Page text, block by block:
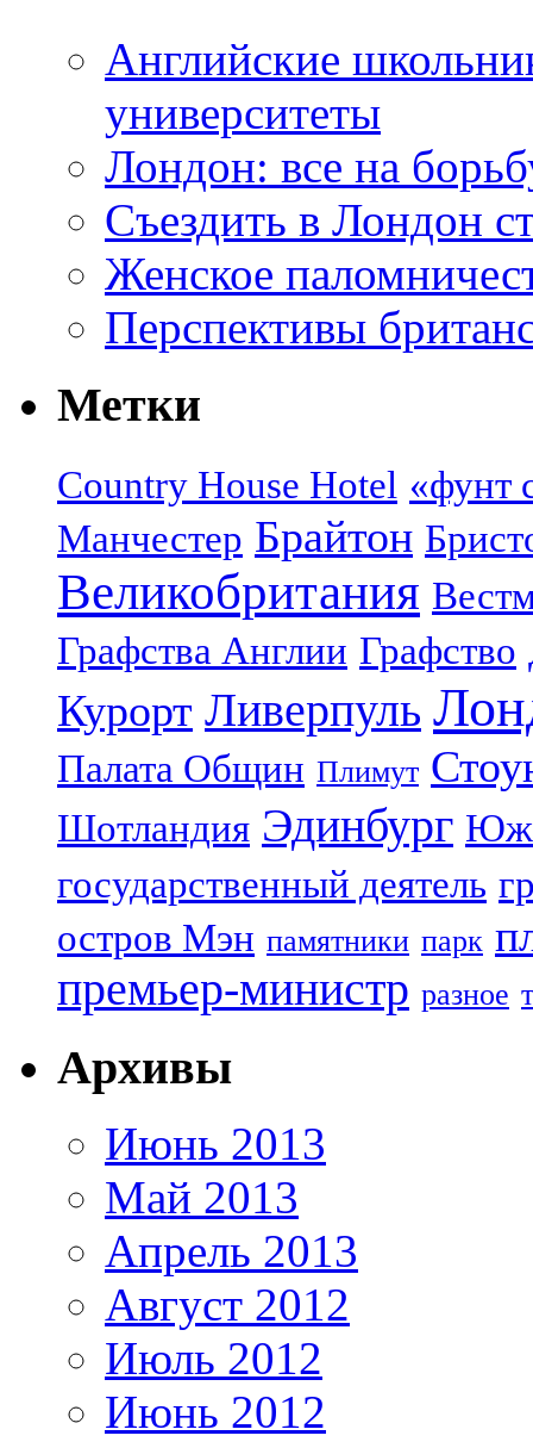
Английские
университеты
Лондон: все на
Съездить в Лондон
Женское
Перспективы
Метки
Country House Hotel «фунт
Манчестер Брайтон
Великобритания
Графства Англии Графство
Курорт Ливерпуль
Палата Общин Плимут
Шотландия Эдинбург
государственный деятель
остров Мэн памятники парк
премьер-министр разное
Архивы
Июнь 2013
Май 2013
Апрель 2013
Август 2012
Июль 2012
Июнь 2012